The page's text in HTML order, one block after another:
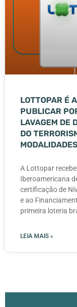
LOTTOPAR É
PUBLICAR
LAVAGEM DE
DO
A Lottopar
Iberoamericana
certificação de
e ao
primeira loteria
LEIA MAIS »